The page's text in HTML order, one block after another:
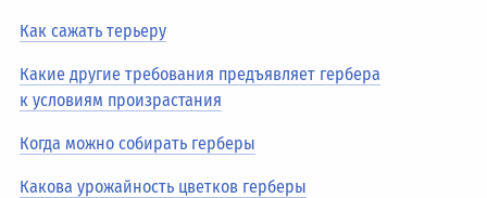
Как сажать терьеру
Какие другие требования предъявляет гербера
к условиям произрастания
Когда можно собирать герберы
Какова урожайность цветков герберы